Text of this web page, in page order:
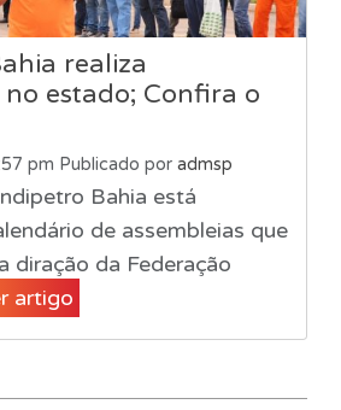
realiza
no estado; Confira o
pm Publicado por admsp
Bahia está
de assembleias que
diração da Federação
artigo